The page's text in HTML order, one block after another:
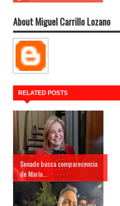
About Miguel Carrillo Lozano
RELATED POSTS
Senado busca comparecencia
de María...